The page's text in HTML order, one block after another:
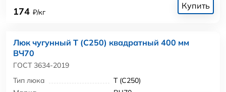
174 ₽/кг
Купить
Люк чугунный Т (С250) квадратный 400 мм
ВЧ70
ГОСТ 3634-2019
Тип люка
Т (С250)